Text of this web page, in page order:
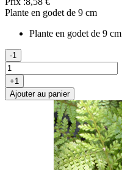
Plante en godet de 9 cm
Plante en godet de 9 cm
-1
+1
Ajouter au panier